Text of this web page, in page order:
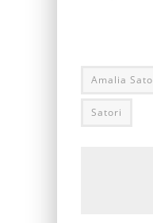
Amalia Sato
Satori